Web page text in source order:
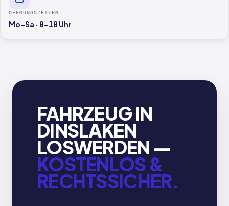
ÖFFNUNGSZEITEN
Mo–Sa · 8–18 Uhr
FAHRZEUG IN
DINSLAKEN
LOSWERDEN —
KOSTENLOS &
RECHTSSICHER.